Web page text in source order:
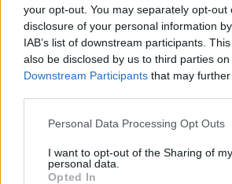
your opt-out. You may separately opt-out
disclosure of your personal information
IAB’s list of downstream participants.
also be disclosed by us to third parties on
Downstream Participants that may
Personal Data Processing Opt Outs
I want to opt-out of the Sharing of my
personal data.
Opted In
Recent Posts
Super Fibra